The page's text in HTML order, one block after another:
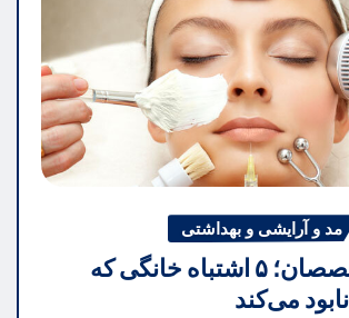
مد و آرایشی و بهداشتی
هشدار متخصصان؛ ۵ اشتباه خانگی که
می‌کند